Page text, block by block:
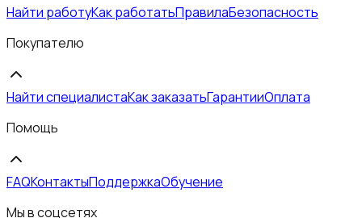
Найти работуКак работатьПравилаБезопасность
Покупателю
Найти специалистаКак заказатьГарантииОплата
Помощь
FAQКонтактыПоддержкаОбучение
Мы в соцсетях